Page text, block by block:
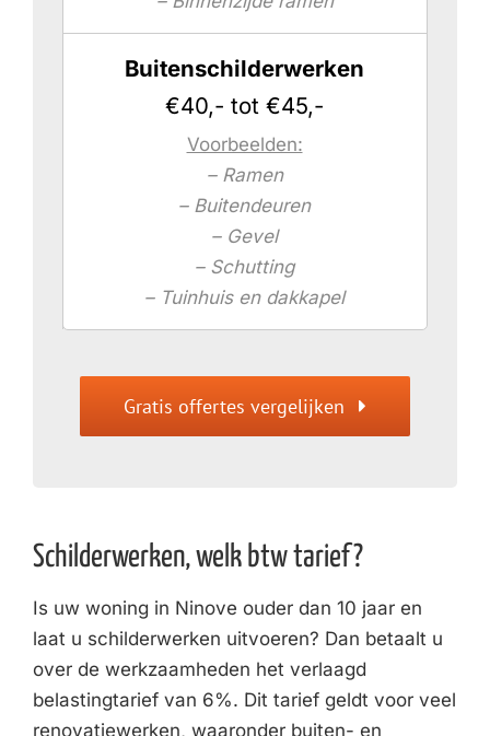
Buitenschilderwerken
€40,- tot €45,-
Voorbeelden:
– Ramen
– Buitendeuren
– Gevel
– Schutting
– Tuinhuis en dakkapel
Gratis offertes vergelijken
Schilderwerken, welk btw tarief?
Is uw woning in Ninove ouder dan 10 jaar en
laat u schilderwerken uitvoeren? Dan betaalt u
over de werkzaamheden het verlaagd
belastingtarief van 6%. Dit tarief geldt voor veel
renovatiewerken, waaronder buiten- en